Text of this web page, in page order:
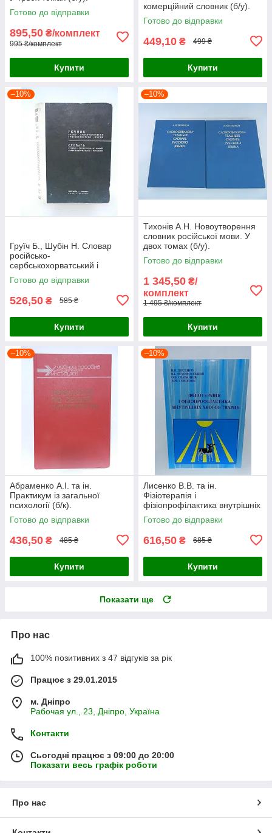
Готово до відправки
895,50 ₴/комплект
995 ₴/комплект
Купити
комерційний словник (б/у).
Готово до відправки
449,10 ₴ 499 ₴
Купити
–10%
Груїч Б., Шубін Н. Словар
російсько-
сербськохорватський і
сербськохорватско-
російський (б/у).
Готово до відправки
526,50 ₴ 585 ₴
Купити
–10%
Тихонів А.Н. Новоутворення
словник російської мови. У
двох томах (б/у).
Готово до відправки
1 345,50 ₴/
комплект
1 495 ₴/комплект
Купити
–10%
Абраменко А.І. та ін.
Практикум із загальної
психології (б/к).
Готово до відправки
436,50 ₴ 485 ₴
Купити
–10%
Лисенко В.В. та ін.
Фізіотерапія і
фізіопрофілактика внутрішніх
хвороб тварин (б/у).
Готово до відправки
616,50 ₴ 685 ₴
Купити
Показати ще
Про нас
100% позитивних з 47 відгуків за рік
Працює з 29.01.2015
м. Дніпро
Рабочая ул., 23, Дніпро, Україна
Контакти
Сьогодні працює з 09:00 до 20:00
Показати весь графік роботи
Про нас